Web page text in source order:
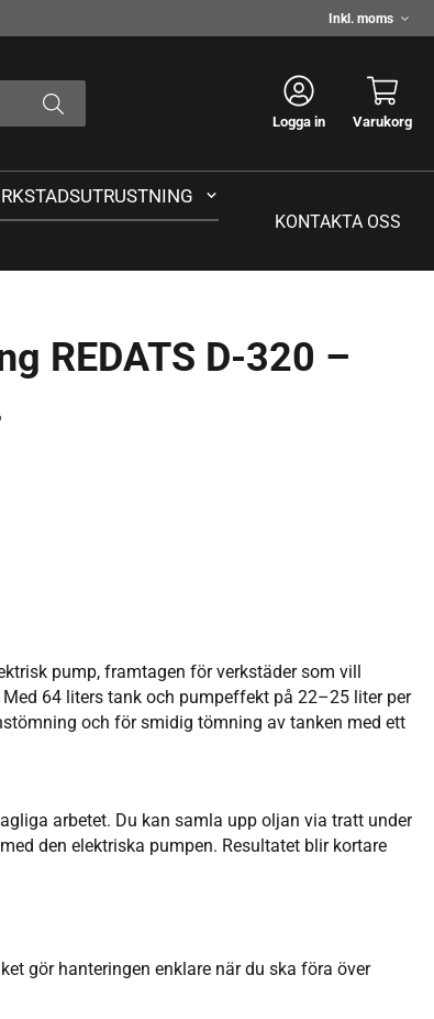
Välj
moms
Logga in Varukorg
KONTAKTA OSS
REDATS D-320 –
pump, framtagen för verkstäder som vill
64 liters tank och pumpeffekt på 22–25 liter per
och för smidig tömning av tanken med ett
arbetet. Du kan samla upp oljan via tratt under
den elektriska pumpen. Resultatet blir kortare
gör hanteringen enklare när du ska föra över